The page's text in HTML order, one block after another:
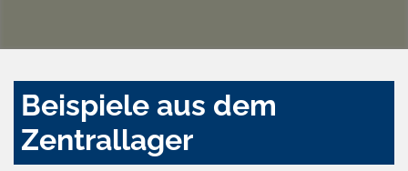
Beispiele aus dem
Zentrallager